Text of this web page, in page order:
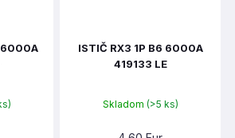
6000A
ISTIČ RX3 1P B6 6000A
419133 LE
Skladom (>5 ks)